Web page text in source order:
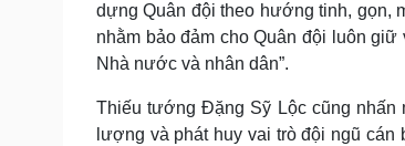
dựng Quân đội theo hướng tinh, gọn,
nhằm bảo đảm cho Quân đội luôn
Nhà nước và nhân dân”.
Thiếu tướng Đặng Sỹ Lộc cũng nhấn
lượng và phát huy vai trò đội ngũ